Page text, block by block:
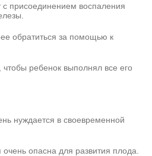
с присоединением воспаления
обратиться за помощью к
чтобы ребенок выполнял все его
нуждается в своевременной
опасна для развития плода.